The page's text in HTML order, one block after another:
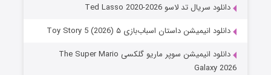
دانلود سریال تد لاسو Ted Lasso 2020-2026
دانلود انیمیشن داستان اسباب‌بازی ۵ Toy Story 5 (2026)
دانلود انیمیشن سوپر ماریو گلکسی The Super Mario
Galaxy 2026